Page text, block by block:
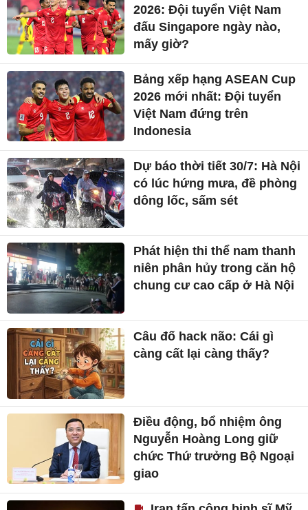
2026: Đội tuyển Việt Nam
đấu Singapore ngày nào,
mấy giờ?
Bảng xếp hạng ASEAN Cup
2026 mới nhất: Đội tuyển
Việt Nam đứng trên
Indonesia
Dự báo thời tiết 30/7: Hà Nội
có lúc hứng mưa, đề phòng
dông lốc, sấm sét
Phát hiện thi thể nam thanh
niên phân hủy trong căn hộ
chung cư cao cấp ở Hà Nội
Câu đố hack não: Cái gì
càng cất lại càng thấy?
Điều động, bổ nhiệm ông
Nguyễn Hoàng Long giữ
chức Thứ trưởng Bộ Ngoại
giao